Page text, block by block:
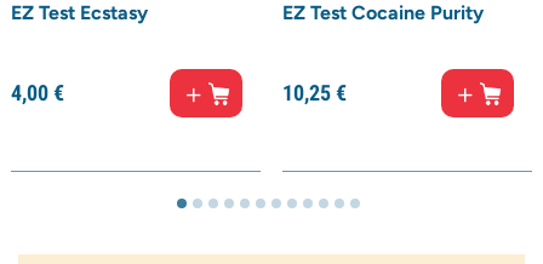
EZ Test Ecstasy
4,00€
EZ Test Cocaine Purity
10,25€